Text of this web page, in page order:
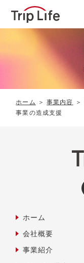
ホーム ＞事業内容 ＞
事業の造成支援
ホーム
会社概要
事業紹介